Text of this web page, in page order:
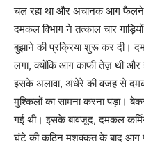
चल रहा था और अचानक आग फैलने
दमकल विभाग ने तत्काल चार
बुझाने की प्रक्रिया शुरू कर दी।
लगा, क्योंकि आग काफी तेज़ थी और
इसके अलावा, अंधेरे की वजह से
मुश्किलों का सामना करना पड़ा।
गई थी। इसके बावजूद, दमकल
घंटे की कठिन मशक्कत के बाद आग